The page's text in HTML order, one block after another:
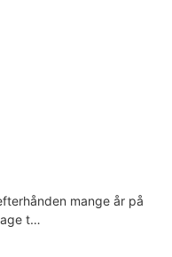
mange år på
t…